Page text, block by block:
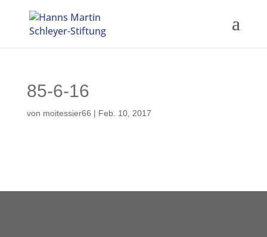
85-6-16
von moitessier66 | Feb. 10, 2017